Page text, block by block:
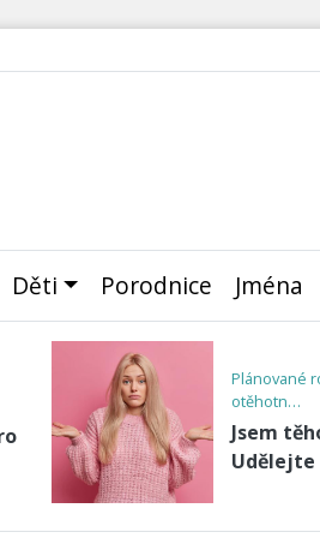
Děti Porodnice Jména
růst…
Třetí
Poslední